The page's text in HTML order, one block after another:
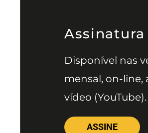
Assinatura
Disponível nas
mensal, on-line,
vídeo (YouTube).
ASSINE